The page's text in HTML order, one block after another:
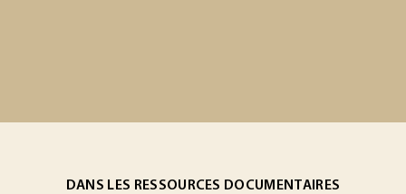
DANS LES RESSOURCES DOCUMENTAIRES